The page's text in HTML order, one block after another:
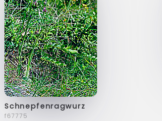
Schnepfenragwurz
f67775